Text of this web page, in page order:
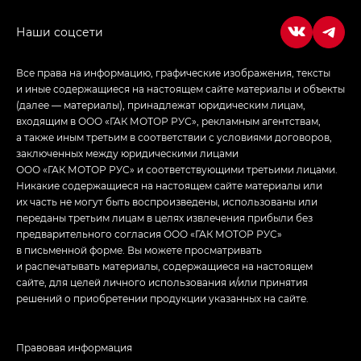
Все права на информацию, графические изображения, тексты
и иные содержащиеся на настоящем сайте материалы и объекты
(далее — материалы), принадлежат юридическим лицам,
входящим в ООО «ГАК МОТОР РУС», рекламным агентствам,
а также иным третьим в соответствии с условиями договоров,
заключенных между юридическими лицами
ООО «ГАК МОТОР РУС» и соответствующими третьими лицами.
Никакие содержащиеся на настоящем сайте материалы или
их часть не могут быть воспроизведены, использованы или
переданы третьим лицам в целях извлечения прибыли без
предварительного согласия ООО «ГАК МОТОР РУС»
в письменной форме. Вы можете просматривать
и распечатывать материалы, содержащиеся на настоящем
сайте, для целей личного использования и/или принятия
решений о приобретении продукции указанных на сайте.
Правовая информация